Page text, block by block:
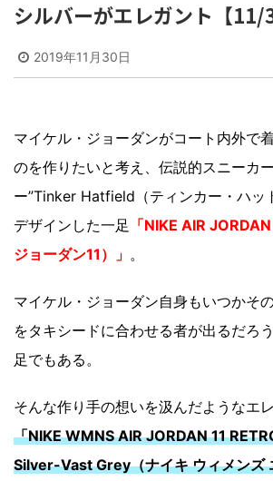
シルバーがエレガント【11/
2019年11月30日
マイケル・ジョーダンがコート内外で
のを作りたいと考え、伝説的スニーカ
ー”Tinker Hatfield（ティンカー・ハッ
デザインした一足 「NIKE AIR
ジョーダン11）」 。
マイケル・ジョーダン自身もいつかそ
をタキシードに合わせる者が出るだろ
足でもある。
そんな作り手の想いを汲んだようなエ
「NIKE WMNS AIR JORDAN 11
Silver-Vast Grey（ナイキ ウィメンズ